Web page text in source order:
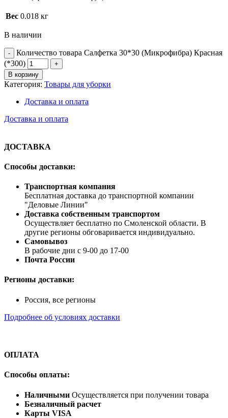
Вес 0.018 кг
В наличии
Количество товара Салфетка 30*30 (Микрофибра) Красная
(*300)
В корзину
Категория: Товары для уборки
Доставка и оплата
Доставка и оплата
ДОСТАВКА
Способы доставки:
Транспортная компания
Бесплатная доставка до транспортной компании
"Деловые Линии"
Доставка собственным транспортом
Осуществляет бесплатно по Смоленской области. В
другие регионы обговаривается индивидуально.
Самовывоз
В рабочие дни с 9-00 до 17-00
Почта России
Регионы доставки:
Россия, все регионы
Подробнее об условиях доставки
ОПЛАТА
Способы оплаты:
Наличными Осуществляется при получении товара
Безналичный расчет
Карты VISA